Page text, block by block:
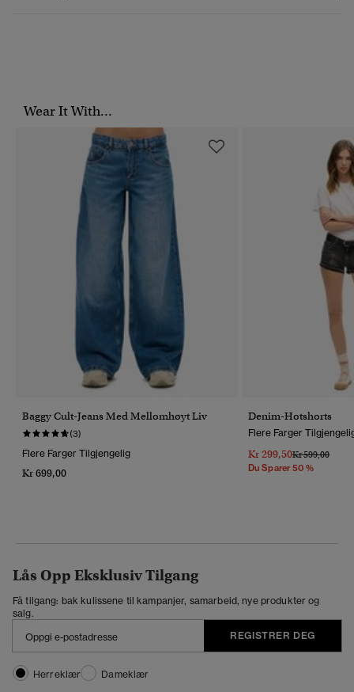
Wear It With...
Baggy Cult-Jeans Med Mellomhøyt Liv
(3)
Flere Farger Tilgjengelig
Kr 699,00
Denim-Hotshorts
Flere Farger
Kr 299,50Pris Nedsatt
Kr 599,00Til
Du Sparer 50 %
Lås Opp Eksklusiv Tilgang
Få tilgang: bak kulissene til kampanjer, samarbeid, nye produkter og
salg.
REGISTRER DEG
Herreklær
Dameklær